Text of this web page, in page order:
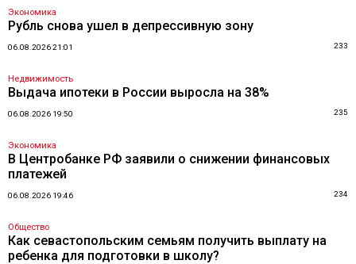
Экономика
Рубль снова ушел в депрессивную зону
06.08.2026 21:01 233
Недвижимость
Выдача ипотеки в России выросла на 38%
06.08.2026 19:50 235
Экономика
В Центробанке РФ заявили о снижении финансовых
платежей
06.08.2026 19:46 234
Общество
Как севастопольским семьям получить выплату на
ребенка для подготовки в школу?